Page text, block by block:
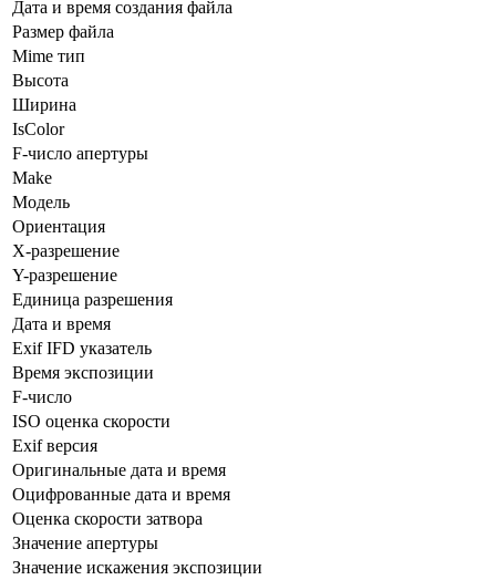
Дата и время создания файла
Размер файла
Mime тип
Высота
Ширина
IsColor
F-число апертуры
Make
Модель
Ориентация
X-разрешение
Y-разрешение
Единица разрешения
Дата и время
Exif IFD указатель
Время экспозиции
F-число
ISO оценка скорости
Exif версия
Оригинальные дата и время
Оцифрованные дата и время
Оценка скорости затвора
Значение апертуры
Значение искажения экспозиции